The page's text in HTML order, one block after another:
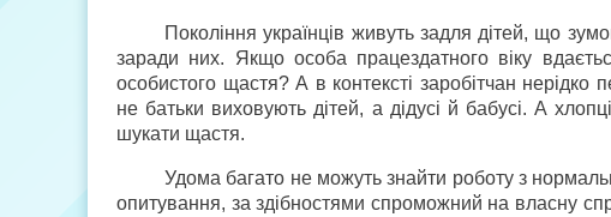
Покоління українців живуть задля дітей, що
заради них. Якщо особа працездатного віку
особистого щастя? А в контексті заробітчан
не батьки виховують дітей, а дідусі й бабусі. А
шукати щастя.
Удома багато не можуть знайти роботу з
опитування, за здібностями спроможний на власну